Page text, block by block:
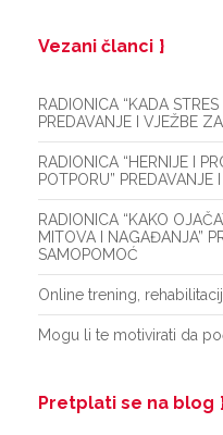
Vezani članci
RADIONICA “KADA
PREDAVANJE I VJEŽBE
RADIONICA “HERNIJE I
POTPORU”
RADIONICA “KAKO
MITOVA I NAGAĐANJA”
SAMOPOMOĆ
Online trening,
Mogu li te motivirati da
Pretplati se na blog